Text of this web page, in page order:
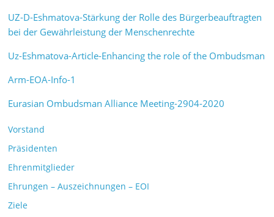
UZ-D-Eshmatova-Stärkung der Rolle des Bürgerbeauftragten
bei der Gewährleistung der Menschenrechte
Uz-Eshmatova-Article-Enhancing the role of the Ombudsman
Arm-EOA-Info-1
Eurasian Ombudsman Alliance Meeting-2904-2020
Vorstand
Präsidenten
Ehrenmitglieder
Ehrungen – Auszeichnungen – EOI
Ziele